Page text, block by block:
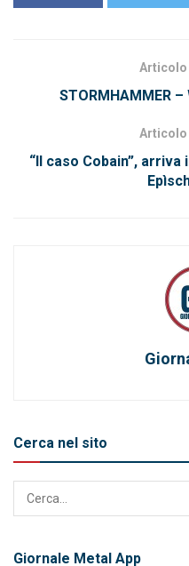
Articolo
STORMHAMMER
Articolo
“Il caso Cobain”,
Cerca nel sito
Giornale Metal App